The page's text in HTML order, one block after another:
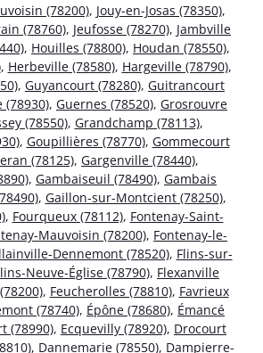
(78200), Jouy-en-Josas (78350),
(78760), Jeufosse (78270), Jambville
, Houilles (78800), Houdan (78550),
, Herbeville (78580), Hargeville (78790),
, Guyancourt (78280), Guitrancourt
(78930), Guernes (78520), Grosrouvre
(78550), Grandchamp (78113),
, Goupillières (78770), Gommecourt
(78125), Gargenville (78440),
, Gambaiseuil (78490), Gambais
, Gaillon-sur-Montcient (78250),
, Fourqueux (78112), Fontenay-Saint-
Mauvoisin (78200), Fontenay-le-
Dennemont (78520), Flins-sur-
Neuve-Église (78790), Flexanville
, Feucherolles (78810), Favrieux
(78740), Épône (78680), Émancé
(78990), Ecquevilly (78920), Drocourt
, Dannemarie (78550), Dampierre-